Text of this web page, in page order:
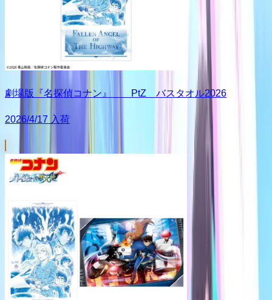
劇場版『名探偵コナン』 PtZ バスタオル2026
2026/4/17 入荷